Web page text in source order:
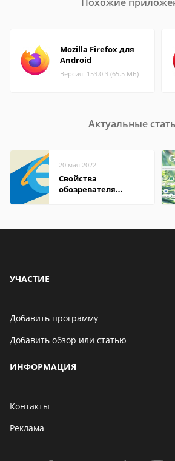
Mozilla Firefox для
Android
Версия: 153.0.3 (65.5 МБ)
Актуальные
20 мая 2022
Свойства
обозревателя
УЧАСТИЕ
Добавить программу
Добавить обзор или статью
ИНФОРМАЦИЯ
Контакты
Реклама